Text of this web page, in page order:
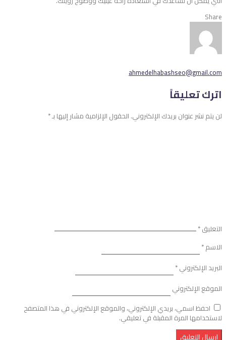
Share
ahmedelhabashseo@gmail.com
اترك تعليقاً
لن يتم نشر عنوان بريدك الإلكتروني. الحقول الإلزامية مشار إليها بـ*
التعليق*
الاسم*
البريد الإلكتروني*
الموقع الإلكتروني
احفظ اسمي، بريدي الإلكتروني، والموقع الإلكتروني في هذا المتصفح
لاستخدامها المرة المقبلة في تعليقي.